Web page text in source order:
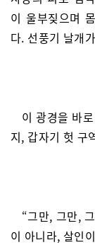
이 울부짖으며
다. 선풍기 날개
이 광경을 바
지, 갑자기 헛 구
“그만, 그만,
이 아니라, 살인